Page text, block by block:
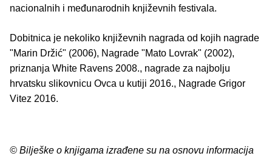
nacionalnih i međunarodnih književnih festivala.
Dobitnica je nekoliko književnih nagrada od kojih nagrade
"Marin Držić" (2006), Nagrade "Mato Lovrak" (2002),
priznanja White Ravens 2008., nagrade za najbolju
hrvatsku slikovnicu Ovca u kutiji 2016., Nagrade Grigor
Vitez 2016.
© Bilješke o knjigama izrađene su na osnovu informacija